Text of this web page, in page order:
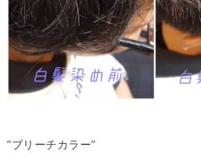
”ブリーチカラー”